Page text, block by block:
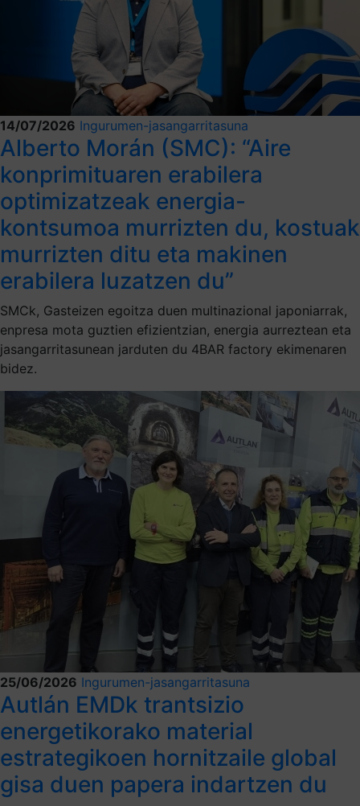
14/07/2026 Ingurumen-jasangarritasuna
Alberto Morán (SMC): “Aire
konprimituaren erabilera
optimizatzeak energia-
kontsumoa murrizten du, kostuak
murrizten ditu eta makinen
erabilera luzatzen du”
SMCk, Gasteizen egoitza duen multinazional japoniarrak,
enpresa mota guztien efizientzian, energia aurreztean eta
jasangarritasunean jarduten du 4BAR factory ekimenaren
bidez.
25/06/2026 Ingurumen-jasangarritasuna
Autlán EMDk trantsizio
energetikorako material
estrategikoen hornitzaile global
gisa duen papera indartzen du